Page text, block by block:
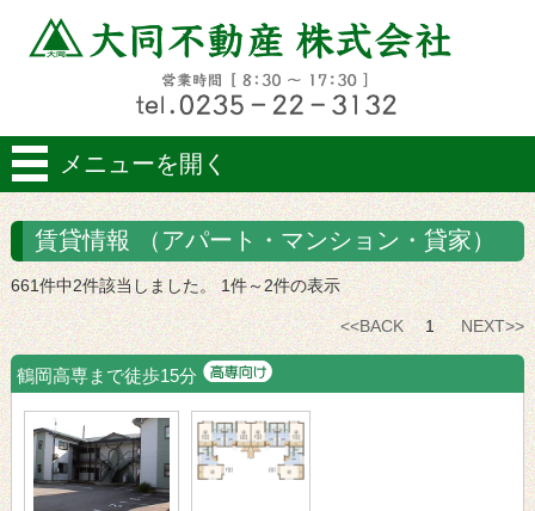
メニューを開く
賃貸情報 （アパート・マンション・貸家）
661件中2件該当しました。 1件～2件の表示
<<BACK1NEXT>>
鶴岡高専まで徒歩15分